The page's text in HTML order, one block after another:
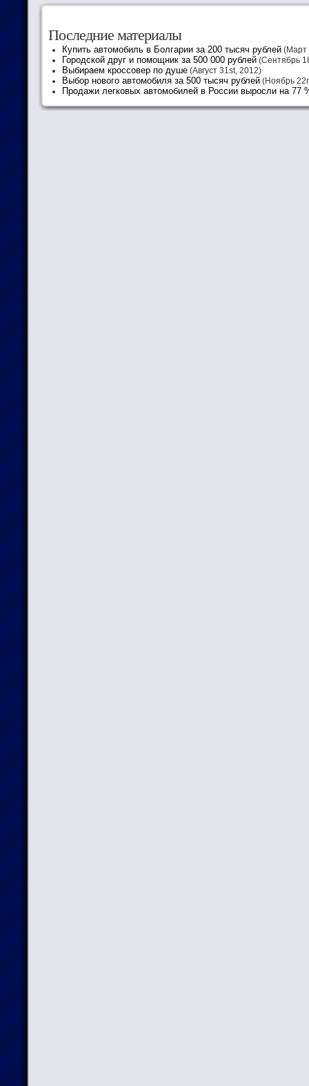
Последние материалы
Купить автомобиль в Болгарии за 200 тысяч рублей (Март
Городской друг и помощник за 500 000 рублей (Сентябрь
Выбираем кроссовер по душе (Август 31st, 2012)
Выбор нового автомобиля за 500 тысяч рублей (Ноябрь
Продажи легковых автомобилей в России выросли на 77